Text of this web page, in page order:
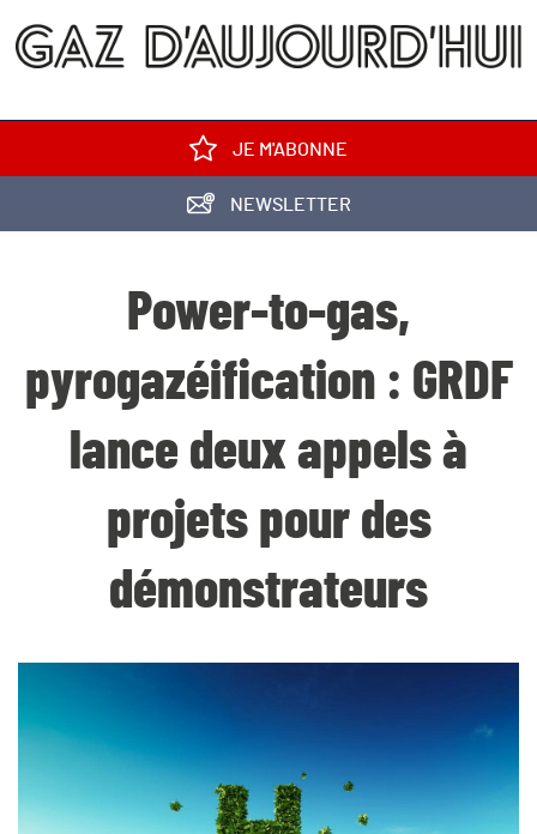
JE M'ABONNE
NEWSLETTER
Power-to-gas,
pyrogazéification : GRDF
lance deux appels à
projets pour des
démonstrateurs